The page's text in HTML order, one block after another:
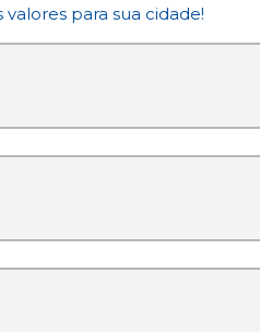
valores para sua cidade!